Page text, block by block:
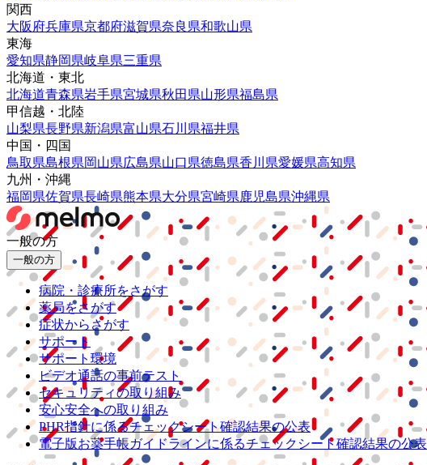
関西
大阪府兵庫県京都府滋賀県奈良県和歌山県
東海
愛知県静岡県岐阜県三重県
北海道・東北
北海道青森県岩手県宮城県秋田県山形県福島県
甲信越・北陸
山梨県長野県新潟県富山県石川県福井県
中国・四国
鳥取県島根県岡山県広島県山口県徳島県香川県愛媛県高知県
九州・沖縄
福岡県佐賀県長崎県熊本県大分県宮崎県鹿児島県沖縄県
一般の方
一般の方
病院・診療所をさがす
薬局をさがす
症状からさがす
サポート
サポート環境
ビデオ通話の事前テスト
セキュリティの取り組み
安心安全への取り組み
PHR指針に係るチェックシート確認結果の公表
電子版お薬手帳ガイドラインに係るチェックシート確認結果の公表